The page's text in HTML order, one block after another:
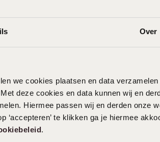
Over
we cookies plaatsen en data verzamelen
deze cookies en data kunnen wij en
Hiermee passen wij en derden onze
te klikken ga je hiermee
.